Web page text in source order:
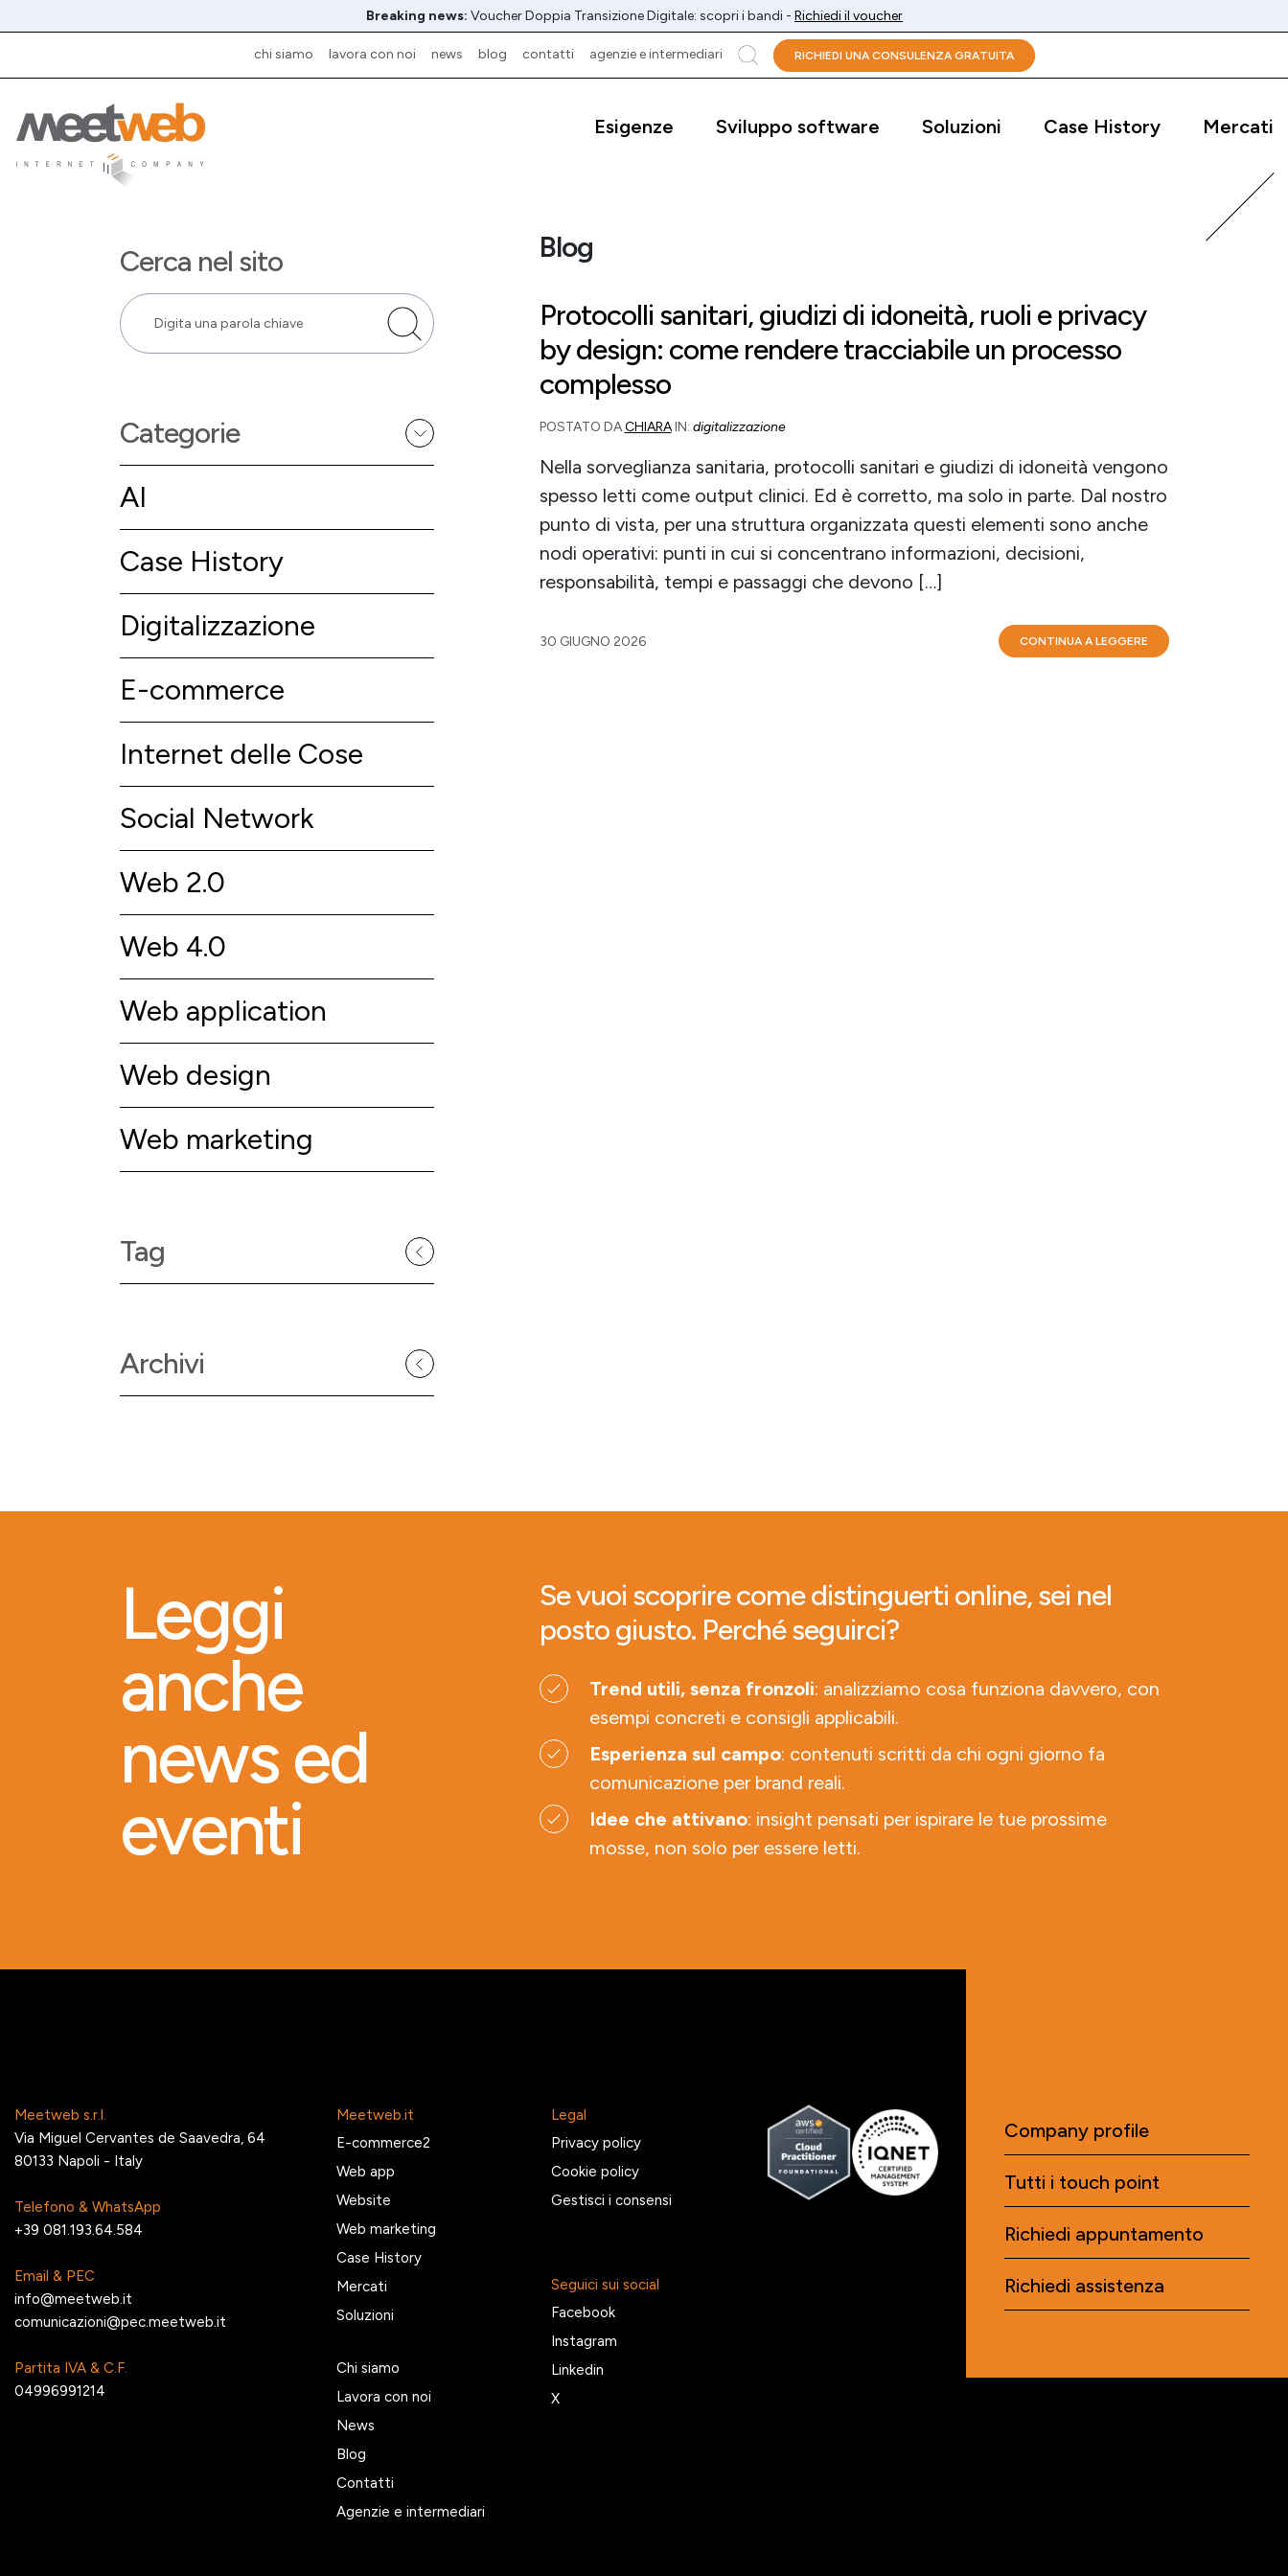
Breaking news: Voucher Doppia Transizione Digitale: scopri i bandi - Richiedi il voucher
chi siamo lavora con noi news blog contatti agenzie e intermediari cerca
RICHIEDI UNA CONSULENZA GRATUITA
Esigenze Sviluppo software Soluzioni Case History Mercati
Cerca nel sito
Categorie
AI
Case History
Digitalizzazione
E-commerce
Internet delle Cose
Social Network
Web 2.0
Web 4.0
Web application
Web design
Web marketing
Tag
Archivi
Blog
Protocolli sanitari, giudizi di idoneità, ruoli e privacy
by design: come rendere tracciabile un processo
complesso
POSTATO DACHIARAIN: digitalizzazione
Nella sorveglianza sanitaria, protocolli sanitari e giudizi di idoneità vengono
spesso letti come output clinici. Ed è corretto, ma solo in parte. Dal nostro
punto di vista, per una struttura organizzata questi elementi sono anche
nodi operativi: punti in cui si concentrano informazioni, decisioni,
responsabilità, tempi e passaggi che devono […]
30 GIUGNO 2026 CONTINUA A LEGGERE
Leggi
anche
news ed
eventi
Se vuoi scoprire come distinguerti online, sei nel
posto giusto. Perché seguirci?
Trend utili, senza fronzoli: analizziamo cosa funziona davvero, con
esempi concreti e consigli applicabili.
Esperienza sul campo: contenuti scritti da chi ogni giorno fa
comunicazione per brand reali.
Idee che attivano: insight pensati per ispirare le tue prossime
mosse, non solo per essere letti.
Meetweb s.r.l.
Via Miguel Cervantes de Saavedra, 64
80133 Napoli - Italy
Telefono & WhatsApp
+39 081.193.64.584
Email & PEC
info@meetweb.it
comunicazioni@pec.meetweb.it
Partita IVA & C.F.
04996991214
Meetweb.it
E-commerce2
Web app
Website
Web marketing
Case History
Mercati
Soluzioni
Chi siamo
Lavora con noi
News
Blog
Contatti
Agenzie e intermediari
Legal
Privacy policy
Cookie policy
Gestisci i consensi
Seguici sui social
Facebook
Instagram
Linkedin
X
Company profile
Tutti i touch point
Richiedi appuntamento
Richiedi assistenza